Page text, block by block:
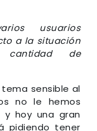
usuarios
a la situación
de
sensible al
no le hemos
y hoy una gran
pidiendo tener